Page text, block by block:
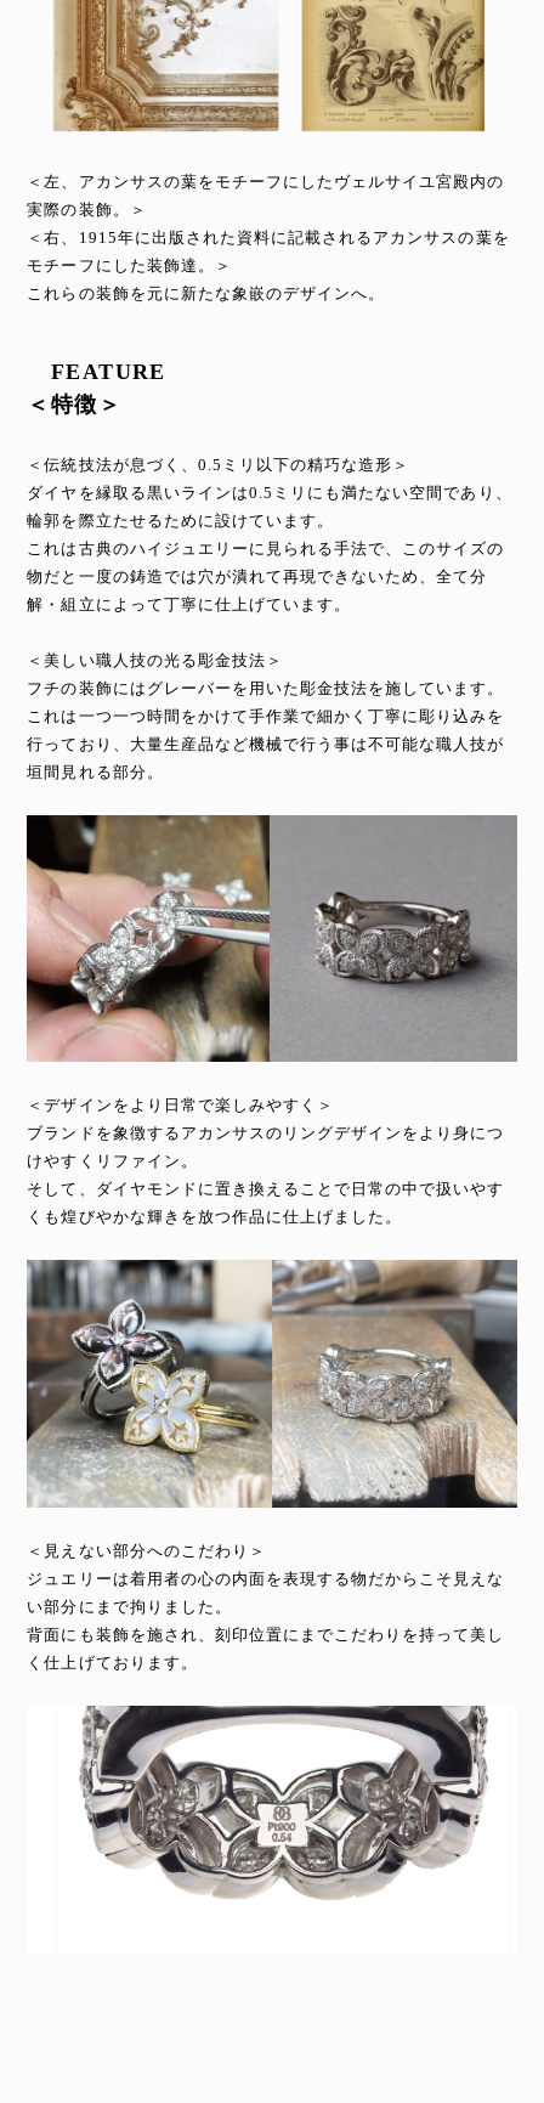
＜左、アカンサスの葉をモチーフにしたヴェルサイユ宮殿内の
実際の装飾。＞
＜右、1915年に出版された資料に記載されるアカンサスの葉を
モチーフにした装飾達。＞
これらの装飾を元に新たな象嵌のデザインへ。
FEATURE
＜特徴＞
＜伝統技法が息づく、0.5ミリ以下の精巧な造形＞
ダイヤを縁取る黒いラインは0.5ミリにも満たない空間であり、
輪郭を際立たせるために設けています。
これは古典のハイジュエリーに見られる手法で、このサイズの
物だと一度の鋳造では穴が潰れて再現できないため、全て分
解・組立によって丁寧に仕上げています。
＜美しい職人技の光る彫金技法＞
フチの装飾にはグレーバーを用いた彫金技法を施しています。
これは一つ一つ時間をかけて手作業で細かく丁寧に彫り込みを
行っており、大量生産品など機械で行う事は不可能な職人技が
垣間見れる部分。
＜デザインをより日常で楽しみやすく＞
ブランドを象徴するアカンサスのリングデザインをより身につ
けやすくリファイン。
そして、ダイヤモンドに置き換えることで日常の中で扱いやす
くも煌びやかな輝きを放つ作品に仕上げました。
＜見えない部分へのこだわり＞
ジュエリーは着用者の心の内面を表現する物だからこそ見えな
い部分にまで拘りました。
背面にも装飾を施され、刻印位置にまでこだわりを持って美し
く仕上げております。